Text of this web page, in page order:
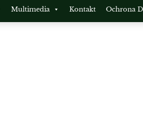
Multimedia Kontakt Ochrona